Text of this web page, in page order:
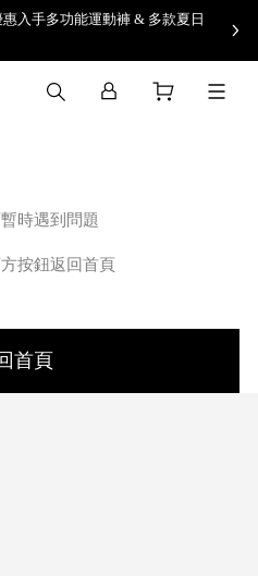
入手多功能運動褲 & 多款夏日
時遇到問題
按鈕返回首頁
首頁